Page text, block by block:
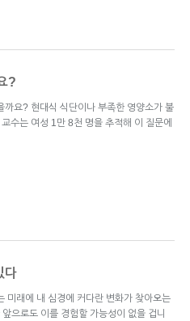
?
요? 현대식 식단이나 부족한 영양소가 불
수는 여성 1만 8천 명을 추적해 이 질문에
다
미래에 내 심경에 커다란 변화가 찾아오는
으로도 이를 경험할 가능성이 없을 겁니